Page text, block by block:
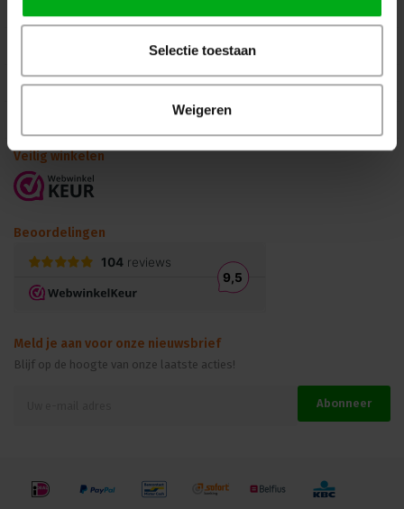
Selectie toestaan
Weigeren
Mijn Account
Veilig winkelen
Beoordelingen
Meld je aan voor onze nieuwsbrief
Blijf op de hoogte van onze laatste acties!
Abonneer